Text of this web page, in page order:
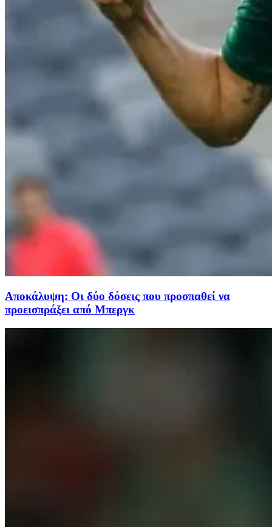
Αποκάλυψη: Οι δύο δόσεις που προσπαθεί να
προεισπράξει από Μπεργκ